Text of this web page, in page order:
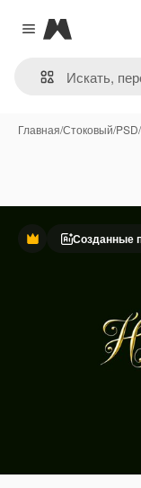
Close menu
Magnific
Главная/Стоковый/PSD/
ПремиумСозданные